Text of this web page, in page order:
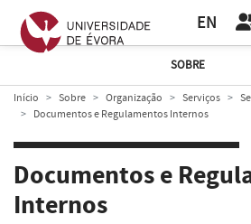
EN
SOBRE
Início Sobre Organização Serviços
Documentos e Regulamentos Internos
Documentos e
Internos